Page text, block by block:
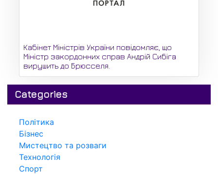
Кабінет Міністрів України повідомляє, що
Міністр закордонних справ Андрій Сибіга
вирушить до Брюсселя.
Categories
Політика
Бізнес
Мистецтво та розваги
Технологія
Спорт